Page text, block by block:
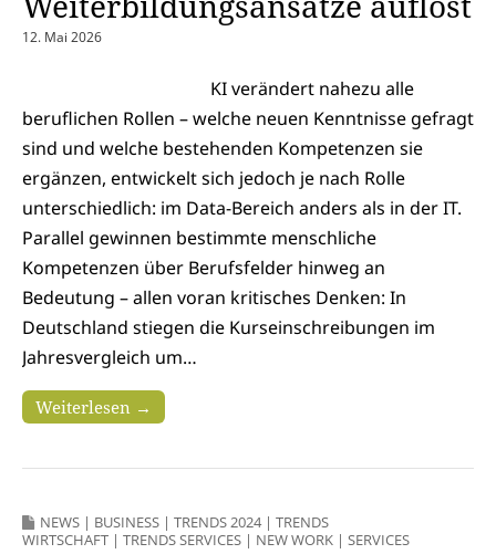
12. Mai 2026
KI verändert nahezu alle
beruflichen Rollen – welche neuen Kenntnisse gefragt
sind und welche bestehenden Kompetenzen sie
ergänzen, entwickelt sich jedoch je nach Rolle
unterschiedlich: im Data-Bereich anders als in der IT.
Parallel gewinnen bestimmte menschliche
Kompetenzen über Berufsfelder hinweg an
Bedeutung – allen voran kritisches Denken: In
Deutschland stiegen die Kurseinschreibungen im
Jahresvergleich um…
Weiterlesen →
NEWS | BUSINESS | TRENDS 2024| TRENDS
WIRTSCHAFT | TRENDS SERVICES | NEW WORK | SERVICES